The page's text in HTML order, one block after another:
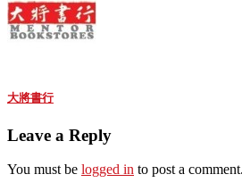
大將書行
Leave a Reply
You must be logged in to post a comment.